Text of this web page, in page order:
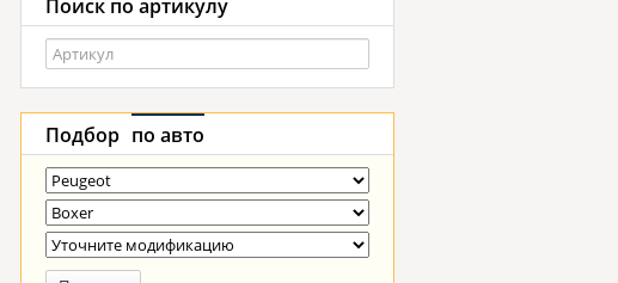
Поиск по артикулу
Подбор по авто